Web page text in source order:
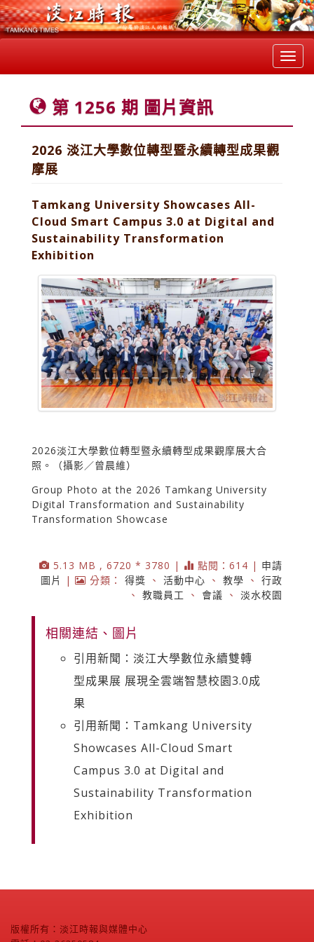
第 1256 期 圖片資訊
2026 淡江大學數位轉型暨永續轉型成果觀
摩展
Tamkang University Showcases All-
Cloud Smart Campus 3.0 at Digital and
Sustainability Transformation
Exhibition
2026淡江大學數位轉型暨永續轉型成果觀摩展大合
照。（攝影／曾晨維）
Group Photo at the 2026 Tamkang University
Digital Transformation and Sustainability
Transformation Showcase
5.13 MB , 6720 * 3780 | 點閱：614 | 申請
圖片
| 分類： 得獎 、 活動中心 、 教學 、 行政
、 教職員工 、 會議 、 淡水校園
相關連結、圖片
引用新聞：淡江大學數位永續雙轉
型成果展 展現全雲端智慧校園3.0成
果
引用新聞：Tamkang University
Showcases All-Cloud Smart
Campus 3.0 at Digital and
Sustainability Transformation
Exhibition
版權所有：淡江時報與媒體中心